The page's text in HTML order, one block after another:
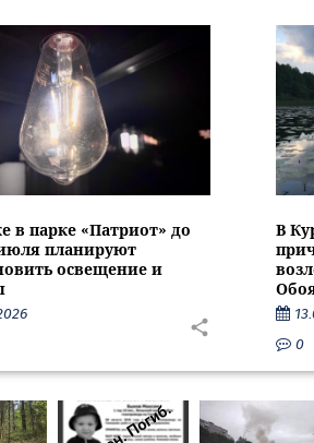
в парке «Патриот» до
планируют
освещение и
В
0